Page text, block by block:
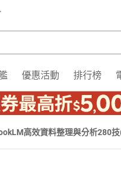
優惠活動 排行榜
高效資料整理與分析280技